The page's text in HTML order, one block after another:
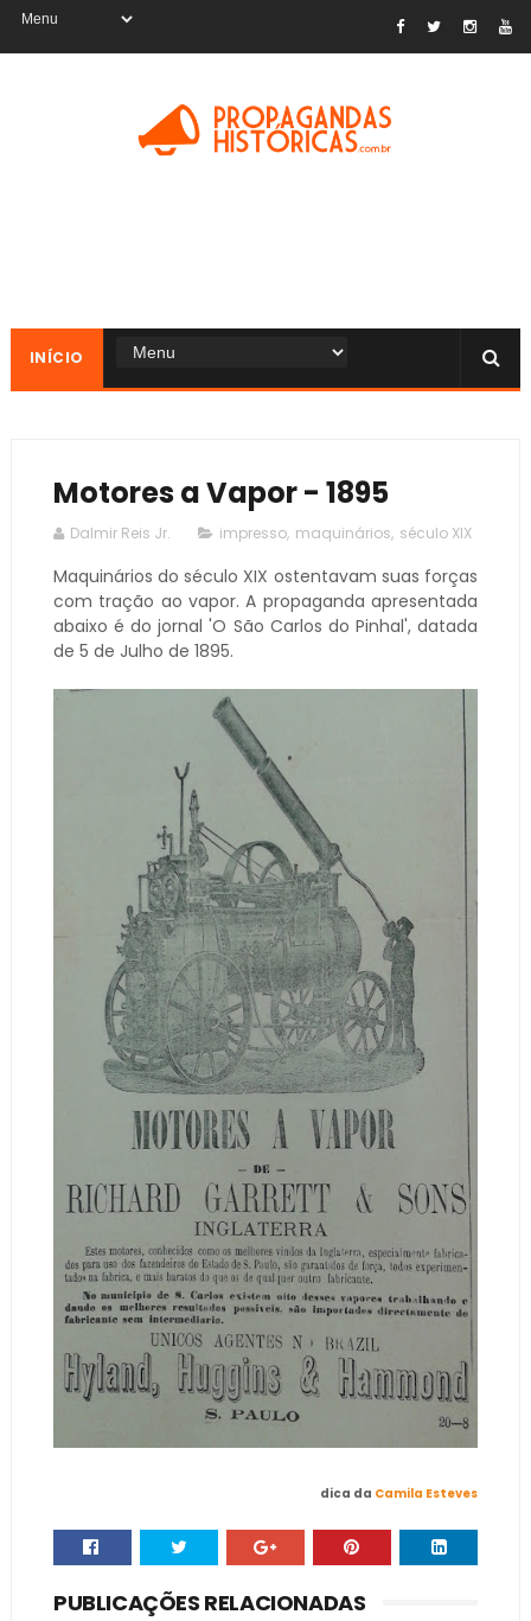
INÍCIO
Motores a Vapor - 1895
Dalmir Reis Jr. impresso, maquinários, século XIX
Maquinários do século XIX ostentavam suas forças
com tração ao vapor. A propaganda apresentada
abaixo é do jornal 'O São Carlos do Pinhal', datada
de 5 de Julho de 1895.
dica da Camila Esteves
PUBLICAÇÕES RELACIONADAS